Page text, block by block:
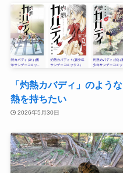
「灼熱カバディ」のような
熱を持ちたい
2026年5月30日